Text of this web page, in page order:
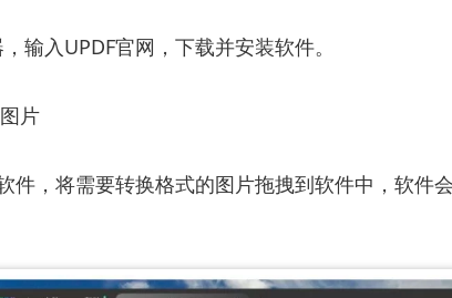
输入UPDF官网，下载并安装软件。
片
件，将需要转换格式的图片拖拽到软件中，软件